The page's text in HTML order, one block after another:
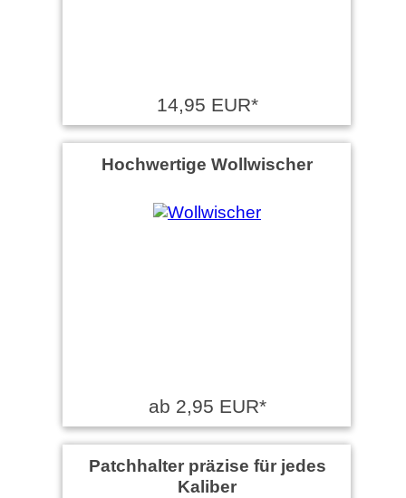
14,95 EUR*
Hochwertige Wollwischer
ab 2,95 EUR*
Patchhalter präzise für jedes
Kaliber